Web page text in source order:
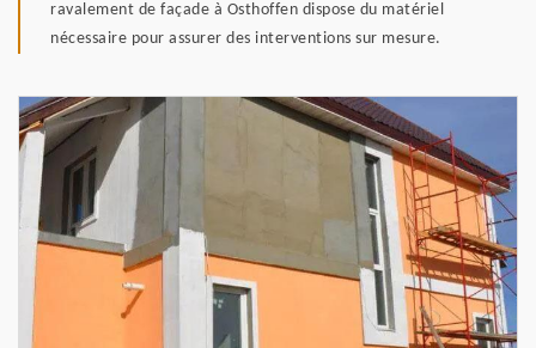
ravalement de façade à Osthoffen dispose du matériel
nécessaire pour assurer des interventions sur mesure.